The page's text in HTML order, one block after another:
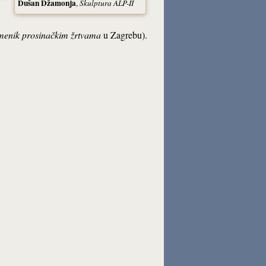
Dušan Džamonja,Skulptura ALP-II
prosinačkim žrtvamau Zagrebu).